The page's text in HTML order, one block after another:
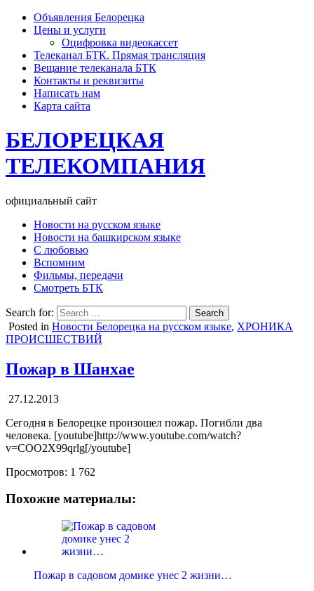
Объявления Белорецка
Цены и услуги
Оцифровка видеокассет
Телеканал БТК. Прямая трансляция
Вещание телеканала БТК
Контакты и реквизиты
Написать нам
Карта сайта
БЕЛОРЕЦКАЯ
ТЕЛЕКОМПАНИЯ
официальный сайт
Новости на русском языке
Новости на башкирском языке
С любовью
Вспомним
Фильмы, передачи
Смотреть БТК
Search for:
Posted in Новости Белорецка на русском языке, ХРОНИКА
ПРОИСШЕСТВИЙ
Пожар в Шанхае
27.12.2013
Сегодня в Белорецке произошел пожар. Погибли два
человека. [youtube]http://www.youtube.com/watch?
v=COO2X99qrlg[/youtube]
Просмотров: 1 762
Похожие материалы:
Пожар в садовом домике унес 2 жизни…